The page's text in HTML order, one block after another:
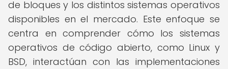
de bloques y los distintos sistemas operativos
disponibles en el mercado. Este enfoque se
centra en comprender cómo los sistemas
operativos de código abierto, como Linux y
BSD, interactúan con las implementaciones